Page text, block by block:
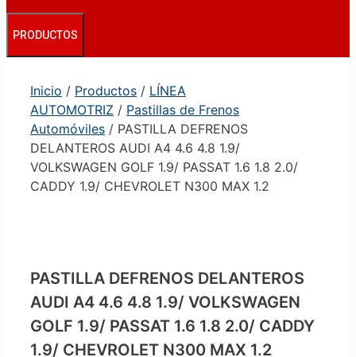
PRODUCTOS
Inicio / Productos / LÍNEA
AUTOMOTRIZ / Pastillas de Frenos
Automóviles / PASTILLA DEFRENOS
DELANTEROS AUDI A4 4.6 4.8 1.9/
VOLKSWAGEN GOLF 1.9/ PASSAT 1.6 1.8 2.0/
CADDY 1.9/ CHEVROLET N300 MAX 1.2
PASTILLA DEFRENOS DELANTEROS
AUDI A4 4.6 4.8 1.9/ VOLKSWAGEN
GOLF 1.9/ PASSAT 1.6 1.8 2.0/ CADDY
1.9/ CHEVROLET N300 MAX 1.2